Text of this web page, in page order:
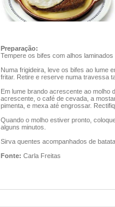
Preparação:
Tempere os bifes com alhos laminados
Numa frigideira, leve os bifes ao lume
fritar. Retire e reserve numa travessa
Em lume brando acrescente ao molho
acrescente, o café de cevada, a
pimenta, e mexa até engrossar.
Quando o molho estiver pronto,
alguns minutos.
Sirva quentes acompanhados de
Fonte: Carla Freitas